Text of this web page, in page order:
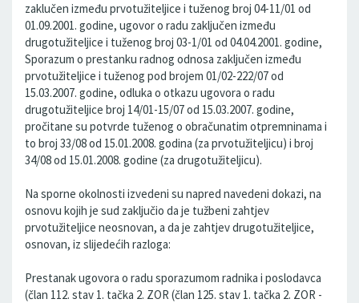
zaklučen između prvotužiteljice i tuženog broj 04-11/01 od
01.09.2001. godine, ugovor o radu zaključen između
drugotužiteljice i tuženog broj 03-1/01 od 04.04.2001. godine,
Sporazum o prestanku radnog odnosa zaključen između
prvotužiteljice i tuženog pod brojem 01/02-222/07 od
15.03.2007. godine, odluka o otkazu ugovora o radu
drugotužiteljice broj 14/01-15/07 od 15.03.2007. godine,
pročitane su potvrde tuženog o obračunatim otpremninama i
to broj 33/08 od 15.01.2008. godina (za prvotužiteljicu) i broj
34/08 od 15.01.2008. godine (za drugotužiteljicu).
Na sporne okolnosti izvedeni su napred navedeni dokazi, na
osnovu kojih je sud zaključio da je tužbeni zahtjev
prvotužiteljice neosnovan, a da je zahtjev drugotužiteljice,
osnovan, iz slijedećih razloga:
Prestanak ugovora o radu sporazumom radnika i poslodavca
(član 112. stav 1. tačka 2. ZOR (član 125. stav 1. tačka 2. ZOR -